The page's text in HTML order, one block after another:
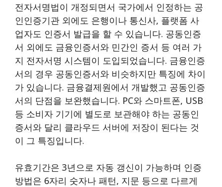
전자서명법이 개정되면서 국가에서 인정하는 공
인인증기관 외에도 은행이나 통신사, 플랫폼 사
업자도 인증서 발급을 할 수 있습니다. 공동인증
서 외에도 금융인증서와 민간인 증서 등 여러 가
지 전자서명 시스템이 도입되었습니다. 금융인증
서의 경우 공동인증서와 비슷하지만 특징에 차이
가 있습니다. 금융결제원에서 개발했고 공동인증
서의 단점을 보완했습니다. PC와 스마트폰, USB
등 소비자 기기에 별도로 보관해야 하는 공동인
증서와 달리 클라우드 서버에 저장이 된다는 것
이 그 특징입니다.
유효기간은 3년으로 자동 갱신이 가능하며 인증
방법은 6자리 숫자나 패턴, 지문 등으로 다르게